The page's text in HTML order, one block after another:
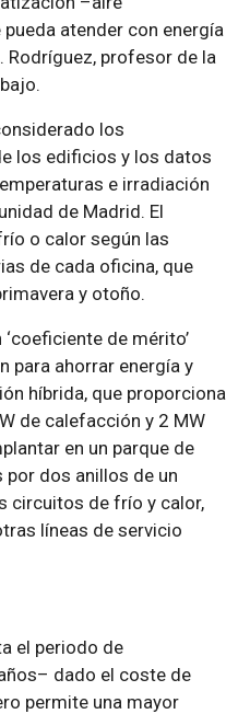
atender con energía
Rodríguez, profesor de la
los
los edificios y los datos
e irradiación
de Madrid. El
o calor según las
de cada oficina, que
y otoño.
de mérito’
para ahorrar energía y
híbrida, que proporciona
de calefacción y 2 MW
en un parque de
dos anillos de un
circuitos de frío y calor,
líneas de servicio
el periodo de
dado el coste de
permite una mayor